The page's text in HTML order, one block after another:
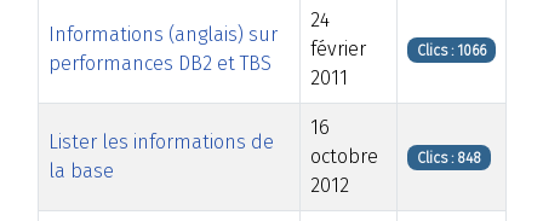
Informations (anglais) sur
performances DB2 et TBS
24
février
2011
Clics : 1066
Lister les informations de
la base
16
octobre
2012
Clics : 848